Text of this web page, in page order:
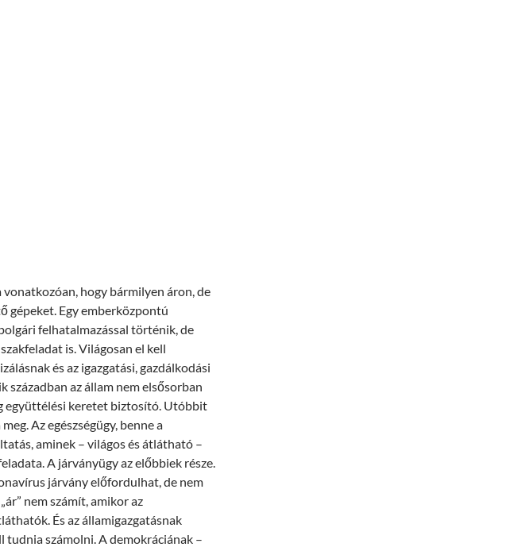
vonatkozóan, hogy bármilyen áron, de
gépeket. Egy emberközpontú
felhatalmazással történik, de
is. Világosan el kell
és az igazgatási, gazdálkodási
században az állam nem elsősorban
együttélési keretet biztosító. Utóbbit
Az egészségügy, benne a
aminek – világos és átlátható –
A járványügy az előbbiek része.
járvány előfordulhat, de nem
nem számít, amikor az
És az államigazgatásnak
tudnia számolni. A demokráciának –